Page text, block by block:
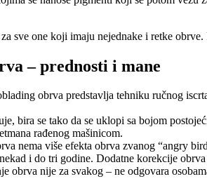
sve one koji imaju nejednake i retke
– prednosti i mane
obrva predstavlja tehniku ručnog
bira se tako da se uklopi sa bojom
rađenog mašinicom.
nema više efekta obrva zvanog “angry
i do tri godine. Dodatne korekcije
obrva nije za svakog – ne odgovara